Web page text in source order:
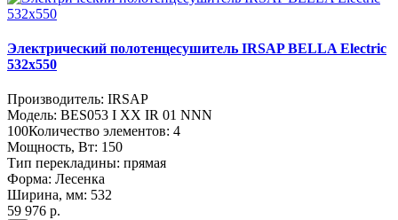
Электрический полотенцесушитель IRSAP BELLA Electric
532х550
Производитель: IRSAP
Модель: BES053 I XX IR 01 NNN
100Количество элементов: 4
Мощность, Вт: 150
Тип перекладины: прямая
Форма: Лесенка
Ширина, мм: 532
59 976 р.